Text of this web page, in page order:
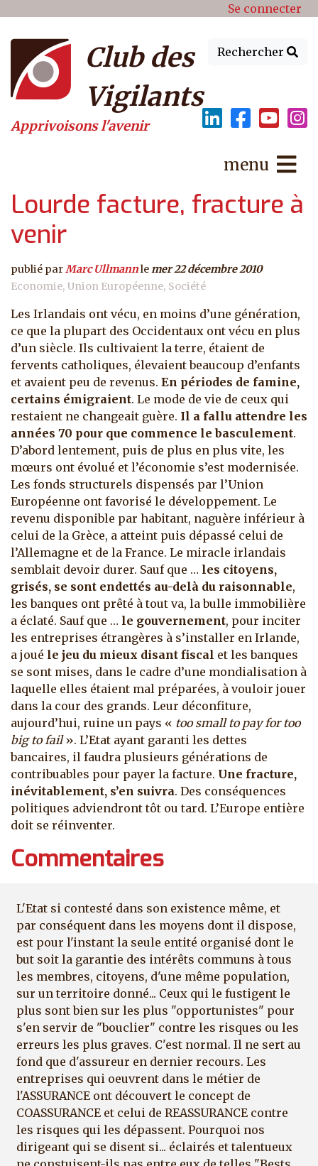
Menu du compte de Se connecter
Rechercher
Club des
Vigilants
Apprivoisons l'avenir
menu
Lourde facture, fracture à
venir
publié parMarc Ullmannlemer 22 décembre 2010
Economie Union Européenne Société
Les Irlandais ont vécu, en moins d’une génération,
ce que la plupart des Occidentaux ont vécu en plus
d’un siècle. Ils cultivaient la terre, étaient de
fervents catholiques, élevaient beaucoup d’enfants
et avaient peu de revenus. En périodes de famine,
certains émigraient. Le mode de vie de ceux qui
restaient ne changeait guère. Il a fallu attendre les
années 70 pour que commence le basculement.
D’abord lentement, puis de plus en plus vite, les
mœurs ont évolué et l’économie s’est modernisée.
Les fonds structurels dispensés par l’Union
Européenne ont favorisé le développement. Le
revenu disponible par habitant, naguère inférieur à
celui de la Grèce, a atteint puis dépassé celui de
l’Allemagne et de la France. Le miracle irlandais
semblait devoir durer. Sauf que … les citoyens,
grisés, se sont endettés au-delà du raisonnable,
les banques ont prêté à tout va, la bulle immobilière
a éclaté. Sauf que … le gouvernement, pour inciter
les entreprises étrangères à s’installer en Irlande,
a joué le jeu du mieux disant fiscal et les banques
se sont mises, dans le cadre d’une mondialisation à
laquelle elles étaient mal préparées, à vouloir jouer
dans la cour des grands. Leur déconfiture,
aujourd’hui, ruine un pays « too small to pay for too
big to fail». L’Etat ayant garanti les dettes
bancaires, il faudra plusieurs générations de
contribuables pour payer la facture. Une fracture,
inévitablement, s’en suivra. Des conséquences
politiques adviendront tôt ou tard. L’Europe entière
doit se réinventer.
Commentaires
L'Etat si contesté dans son existence même, et
par conséquent dans les moyens dont il dispose,
est pour l'instant la seule entité organisé dont le
but soit la garantie des intérêts communs à tous
les membres, citoyens, d'une même population,
sur un territoire donné... Ceux qui le fustigent le
plus sont bien sur les plus "opportunistes" pour
s'en servir de "bouclier" contre les risques ou les
erreurs les plus graves. C'est normal. Il ne sert au
fond que d'assureur en dernier recours. Les
entreprises qui oeuvrent dans le métier de
l'ASSURANCE ont découvert le concept de
COASSURANCE et celui de REASSURANCE contre
les risques qui les dépassent. Pourquoi nos
dirigeant qui se disent si... éclairés et talentueux